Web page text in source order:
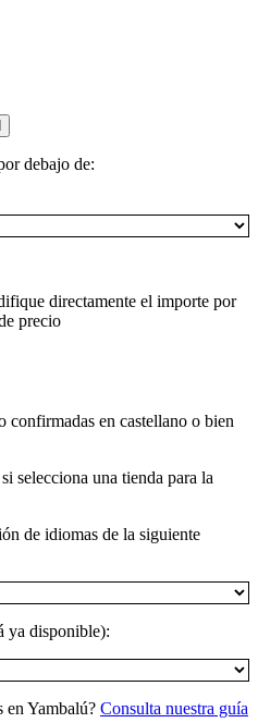
debajo de:
directamente el importe por
precio
confirmadas en castellano o bien
selecciona una tienda para la
de idiomas de la siguiente
ya disponible):
en Yambalú? Consulta nuestra guía